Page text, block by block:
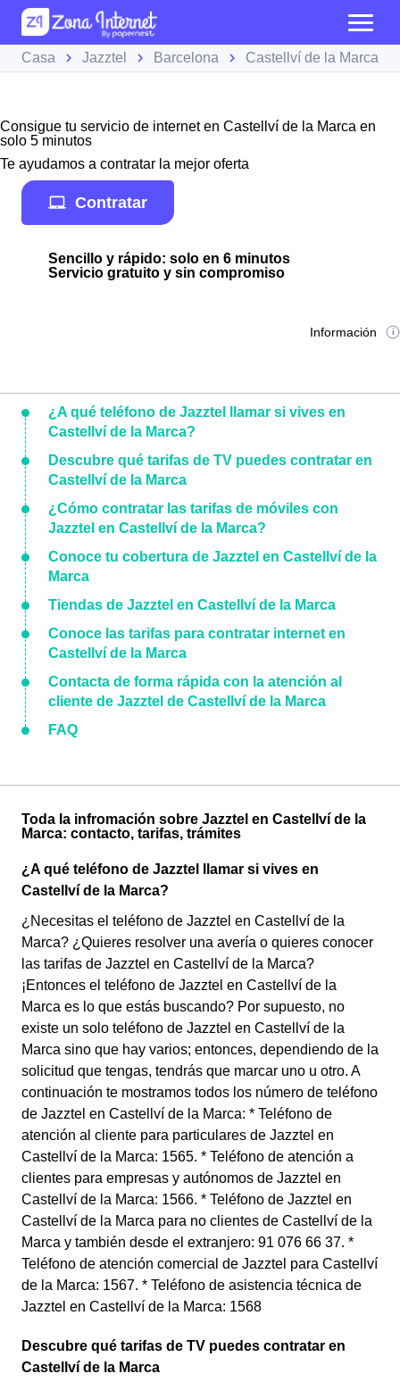
Casa Jazztel Barcelona Castellví de la Marca
Consigue tu servicio de internet en Castellví de la Marca en
solo 5 minutos
Te ayudamos a contratar la mejor oferta
Contratar
Sencillo y rápido: solo en 6 minutos
Servicio gratuito y sin compromiso
Información
¿A qué teléfono de Jazztel llamar si vives en
Castellví de la Marca?
Descubre qué tarifas de TV puedes contratar en
Castellví de la Marca
¿Cómo contratar las tarifas de móviles con
Jazztel en Castellví de la Marca?
Conoce tu cobertura de Jazztel en Castellví de la
Marca
Tiendas de Jazztel en Castellví de la Marca
Conoce las tarifas para contratar internet en
Castellví de la Marca
Contacta de forma rápida con la atención al
cliente de Jazztel de Castellví de la Marca
FAQ
Toda la infromación sobre Jazztel en Castellví de la
Marca: contacto, tarifas, trámites
¿A qué teléfono de Jazztel llamar si vives en
Castellví de la Marca?
¿Necesitas el teléfono de Jazztel en Castellví de la
Marca? ¿Quieres resolver una avería o quieres conocer
las tarifas de Jazztel en Castellví de la Marca?
¡Entonces el teléfono de Jazztel en Castellví de la
Marca es lo que estás buscando? Por supuesto, no
existe un solo teléfono de Jazztel en Castellví de la
Marca sino que hay varios; entonces, dependiendo de la
solicitud que tengas, tendrás que marcar uno u otro. A
continuación te mostramos todos los número de teléfono
de Jazztel en Castellví de la Marca: * Teléfono de
atención al cliente para particulares de Jazztel en
Castellví de la Marca: 1565. * Teléfono de atención a
clientes para empresas y autónomos de Jazztel en
Castellví de la Marca: 1566. * Teléfono de Jazztel en
Castellví de la Marca para no clientes de Castellví de la
Marca y también desde el extranjero: 91 076 66 37. *
Teléfono de atención comercial de Jazztel para Castellví
de la Marca: 1567. * Teléfono de asistencia técnica de
Jazztel en Castellví de la Marca: 1568
Descubre qué tarifas de TV puedes contratar en
Castellví de la Marca